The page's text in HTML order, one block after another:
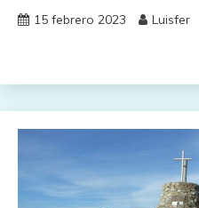
15 febrero 2023 Luisfer